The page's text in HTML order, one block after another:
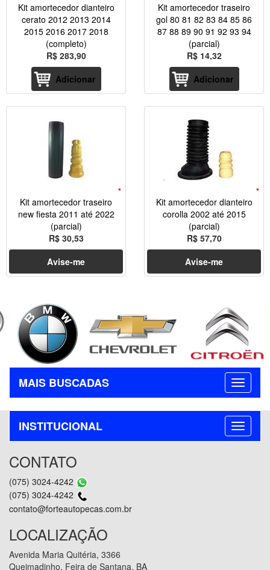
Kit amortecedor dianteiro
cerato 2012 2013 2014
2015 2016 2017 2018
(completo)
R$ 283,90
Adicionar
Kit amortecedor traseiro
gol 80 81 82 83 84 85 86
87 88 89 90 91 92 93 94
(parcial)
R$ 14,32
Adicionar
Kit amortecedor traseiro
new fiesta 2011 até 2022
(parcial)
R$ 30,53
Avise-me
Kit amortecedor dianteiro
corolla 2002 até 2015
(parcial)
R$ 57,70
Avise-me
MAIS BUSCADAS
INSTITUCIONAL
CONTATO
(075) 3024-4242
(075) 3024-4242
contato@forteautopecas.com.br
LOCALIZAÇÃO
Avenida Maria Quitéria, 3366
Queimadinho, Feira de Santana, BA